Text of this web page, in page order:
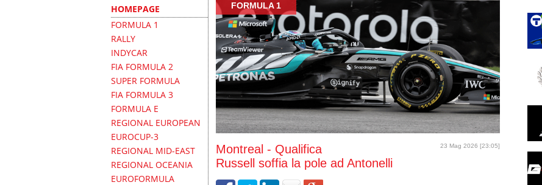
HOMEPAGE
FORMULA 1
RALLY
INDYCAR
FIA FORMULA 2
SUPER FORMULA
FIA FORMULA 3
FORMULA E
REGIONAL EUROPEAN
EUROCUP-3
REGIONAL MID-EAST
REGIONAL OCEANIA
EUROFORMULA
FORMULA 1
23 Mag 2026 [23:05]
Montreal - Qualifica
Russell soffia la pole ad Antonelli